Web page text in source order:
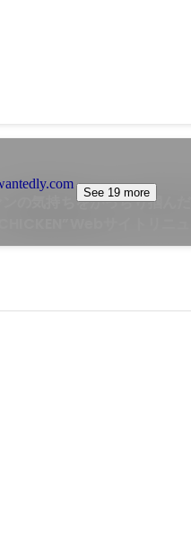
ンの気持ちをがっちり掴ん
インタビュー
See 19 more